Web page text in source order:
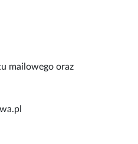
mailowego oraz